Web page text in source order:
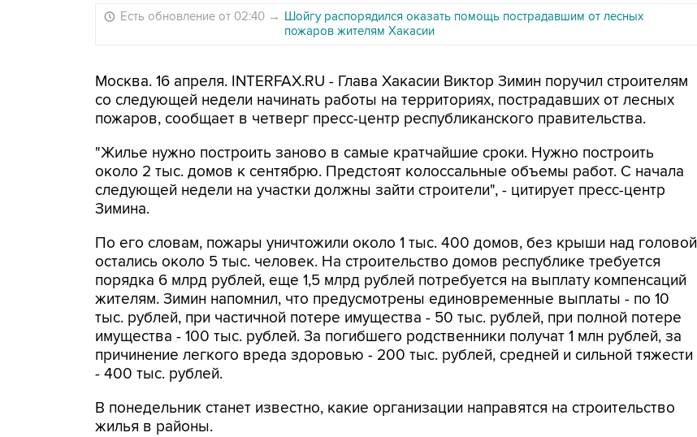
Есть обновление от 02:40 → Шойгу распорядился оказать помощь пострадавшим от лесных
пожаров жителям Хакасии
Москва. 16 апреля. INTERFAX.RU - Глава Хакасии Виктор Зимин поручил строителям
со следующей недели начинать работы на территориях, пострадавших от лесных
пожаров, сообщает в четверг пресс-центр республиканского правительства.
"Жилье нужно построить заново в самые кратчайшие сроки. Нужно построить
около 2 тыс. домов к сентябрю. Предстоят колоссальные объемы работ. С начала
следующей недели на участки должны зайти строители", - цитирует пресс-центр
Зимина.
По его словам, пожары уничтожили около 1 тыс. 400 домов, без крыши над головой
остались около 5 тыс. человек. На строительство домов республике требуется
порядка 6 млрд рублей, еще 1,5 млрд рублей потребуется на выплату компенсаций
жителям. Зимин напомнил, что предусмотрены единовременные выплаты - по 10
тыс. рублей, при частичной потере имущества - 50 тыс. рублей, при полной потере
имущества - 100 тыс. рублей. За погибшего родственники получат 1 млн рублей, за
причинение легкого вреда здоровью - 200 тыс. рублей, средней и сильной тяжести
- 400 тыс. рублей.
В понедельник станет известно, какие организации направятся на строительство
жилья в районы.